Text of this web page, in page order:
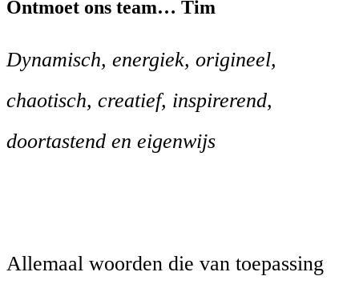
Ontmoet ons team… Tim
Dynamisch, energiek, origineel,
chaotisch, creatief, inspirerend,
doortastend en eigenwijs
Allemaal woorden die van toepassing